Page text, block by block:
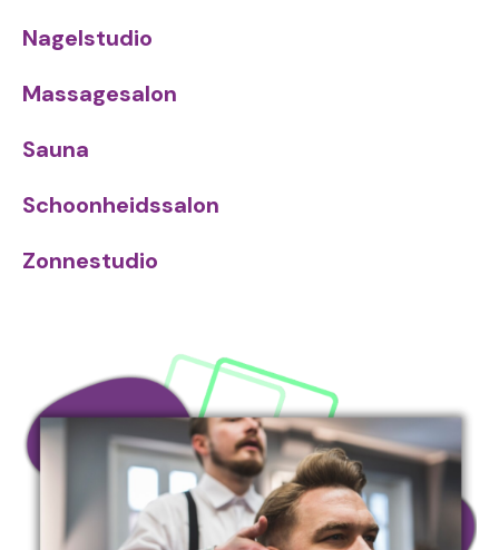
Nagelstudio
Massagesalon
Sauna
Schoonheidssalon
Zonnestudio